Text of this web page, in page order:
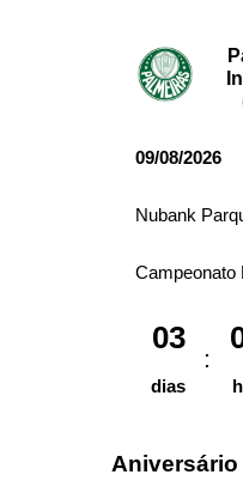
09/08/2026
Nubank
Campeonato
03
dias
Aniversário